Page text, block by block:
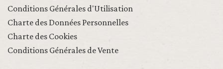
Conditions Générales d'Utilisation
Charte des Données Personnelles
Charte des Cookies
Conditions Générales de Vente